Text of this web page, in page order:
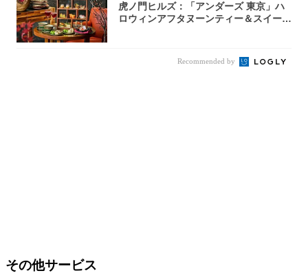
虎ノ門ヒルズ：「アンダーズ 東京」ハ
ロウィンアフタヌーンティー＆スイーツ
Recommended by
その他サービス